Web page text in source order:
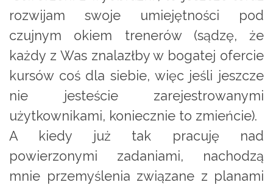
rozwijam swoje umiejętności pod
czujnym okiem trenerów (sądzę, że
każdy z Was znalazłby w bogatej ofercie
kursów coś dla siebie, więc jeśli jeszcze
nie jesteście zarejestrowanymi
użytkownikami, koniecznie to zmieńcie).
A kiedy już tak pracuję nad
powierzonymi zadaniami, nachodzą
mnie przemyślenia związane z planami